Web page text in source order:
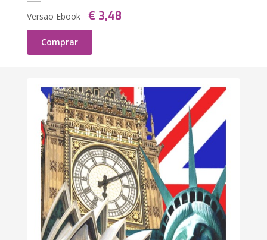
Versão Ebook € 3,48
Comprar